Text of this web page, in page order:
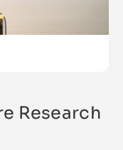
Research